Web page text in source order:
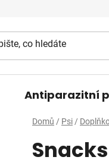
Antiparazitní
Domů / Psi /